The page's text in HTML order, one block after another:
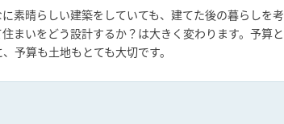
素晴らしい建築をしていても、建てた後の暮らしを
まいをどう設計するか？は大きく変わります。予算
予算も土地もとても大切です。